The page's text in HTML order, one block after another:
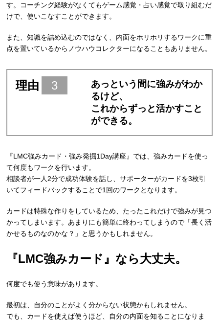
す。コーチング経験がなくてもゲーム感覚・占い感覚で取り組むだ
けで、使いこなすことができます。
また、知識を詰め込むのではなく、内面をホリホリするワークに重
点を置いているからノウハウコレクターになることもありません。
理由 3
あっという間に強みがわか
るけど、
これからずっと活かすこと
ができる。
『LMC強みカード・強み発掘1Day講座』では、強みカードを使っ
て何度もワークを行います。
相談者が一人2分で成功体験を話し、サポーターがカードを3枚引
いてフィードバックすることで1回のワークとなります。
カードは特殊な作りをしているため、たったこれだけで強みが見つ
かってしまいます。あまりにも簡単に終わってしまうので「長く活
かせるものなのかな？」と思うかもしれません。
『LMC強みカード』なら大丈夫。
何度でも使う意味があります。
最初は、自分のことがよく分からない状態かもしれません。
でも、カードを使えば使うほど、自分の内面を知ることになりま